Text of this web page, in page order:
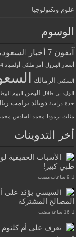
علوم وتكنولوجيا
الوسوم
آيفون 7 أخبار
أسعار البترول أمر ملكي أولمبياد 2024
السكني الزمالك
الوليد بن طلال اليمن اليوم
جدة دراسة دونالد ترامب
مثلث برمودا محمد السادس
أخر التدوينات
الأسباب الحقيقية
طبي كبير!
السيسي يؤكد على
المصالح المشتركة
تعرف على أم كلثوم